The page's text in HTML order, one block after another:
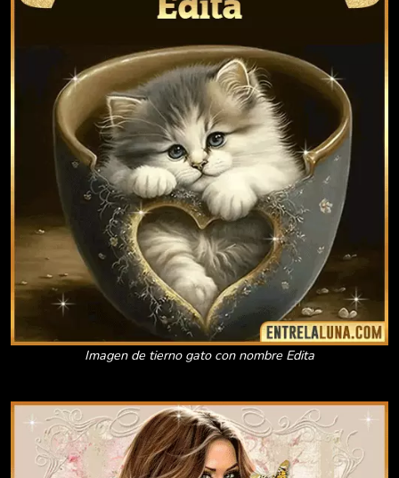
Imagen de tierno gato con nombre Edita